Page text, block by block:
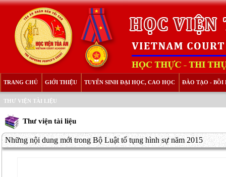
TRANG CHỦ GIỚI THIỆU TUYỂN SINH ĐẠI HỌC, CAO HỌC ĐÀO TẠO - BỒI
THƯ VIỆN TÀI LIỆU
Thư viện tài liệu
Những nội dung mới trong Bộ Luật tố tụng hình sự năm 2015